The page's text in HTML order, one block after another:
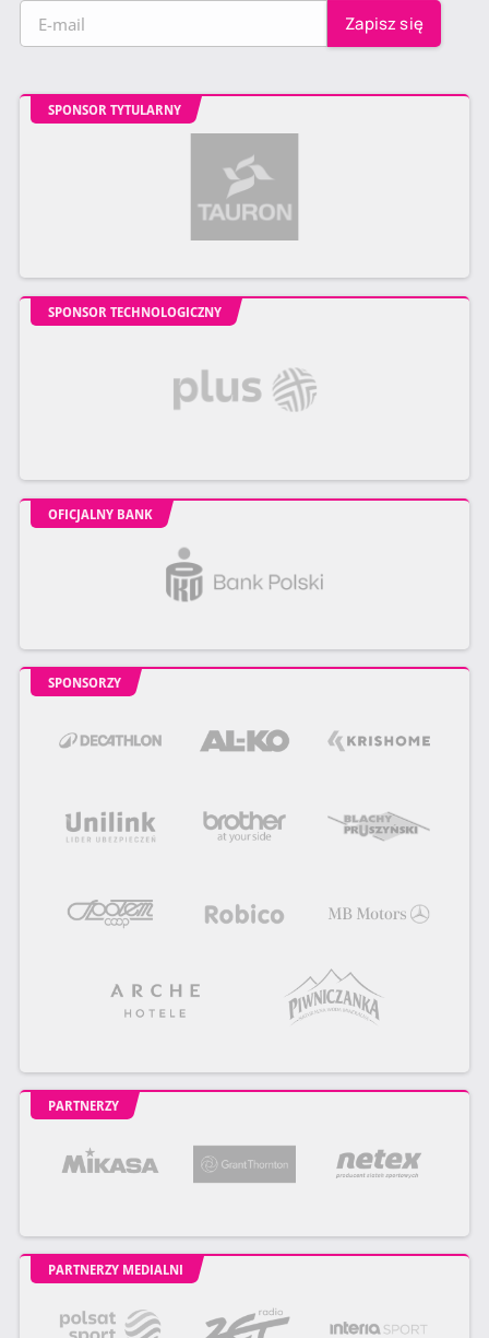
SPONSOR TYTULARNY
SPONSOR TECHNOLOGICZNY
OFICJALNY BANK
SPONSORZY
PARTNERZY
PARTNERZY MEDIALNI